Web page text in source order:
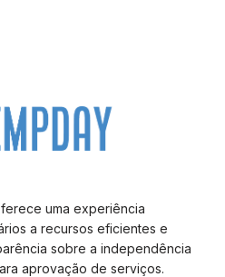
uma experiência
a recursos eficientes e
sobre a independência
aprovação de serviços.